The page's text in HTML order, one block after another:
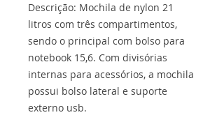
Descrição: Mochila de nylon 21
litros com três compartimentos,
sendo o principal com bolso para
notebook 15,6. Com divisórias
internas para acessórios, a mochila
possui bolso lateral e suporte
externo usb.